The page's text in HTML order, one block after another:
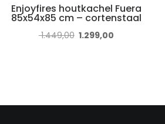
Enjoyfires houtkachel Fuera
85x54x85 cm – cortenstaal
1.449,00 Oorspronkelijke
1.299,00Huidige